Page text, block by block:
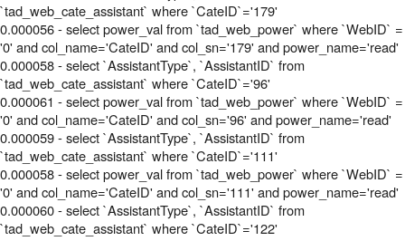
`tad_web_cate_assistant` where `CateID`='179'
0.000056 - select power_val from `tad_web_power` where `WebID` =
'0' and col_name='CateID' and col_sn='179' and power_name='read'
0.000058 - select `AssistantType`, `AssistantID` from
`tad_web_cate_assistant` where `CateID`='96'
0.000061 - select power_val from `tad_web_power` where `WebID` =
'0' and col_name='CateID' and col_sn='96' and power_name='read'
0.000059 - select `AssistantType`, `AssistantID` from
`tad_web_cate_assistant` where `CateID`='111'
0.000058 - select power_val from `tad_web_power` where `WebID` =
'0' and col_name='CateID' and col_sn='111' and power_name='read'
0.000060 - select `AssistantType`, `AssistantID` from
`tad_web_cate_assistant` where `CateID`='122'